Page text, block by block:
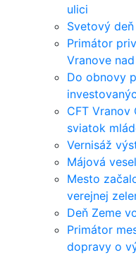
ulici
Svetový
Primátor
Vranove
Do obnovy
CFT
sviatok
Vernisáž
Májová
Mesto
verejnej
Deň Zeme
Primátor
dopravy o